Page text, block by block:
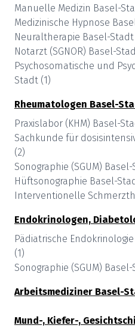
Manuelle Medizin Basel-
Medizinische Hypnose
Neuraltherapie Basel-Stadt
Notarzt (SGNOR) Basel-
Psychosomatische und
Stadt (1)
Rheumatologen Basel-
Praxislabor (KHM) Basel-
Sachkunde für
(2)
Sonographie (SGUM)
Hüftsonographie Basel-
Interventionelle
Endokrinologen,
Pädiatrische
(1)
Sonographie (SGUM)
Arbeitsmediziner Basel-
Mund-, Kiefer-,